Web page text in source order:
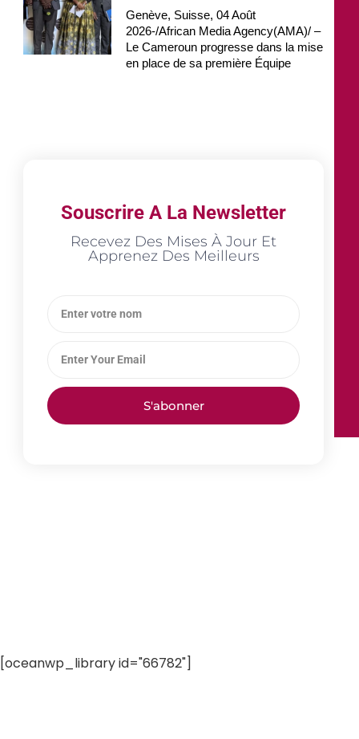
Genève, Suisse, 04 Août
2026-/African Media Agency(AMA)/ –
Le Cameroun progresse dans la mise
en place de sa première Équipe
Souscrire A La Newsletter
Recevez Des Mises À Jour Et
Apprenez Des Meilleurs
S'abonner
[oceanwp_library id="66782"]